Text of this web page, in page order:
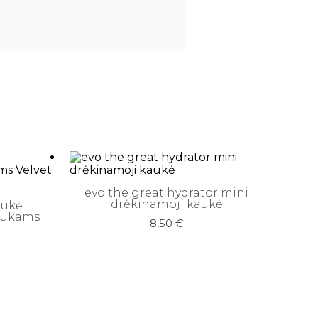
evo the great hydrator mini
drėkinamoji kaukė
8,50 €